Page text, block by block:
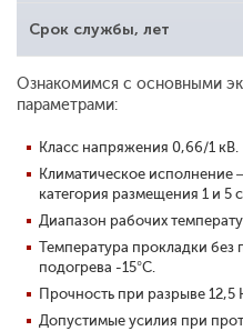
Срок службы, лет
Ознакомимся с основными
параметрами:
Класс напряжения 0,66/1 кВ.
Климатическое исполнение
категория размещения 1 и 5
Диапазон рабочих
Температура прокладки без
подогрева -15°С.
Прочность при разрыве
Допустимые усилия при